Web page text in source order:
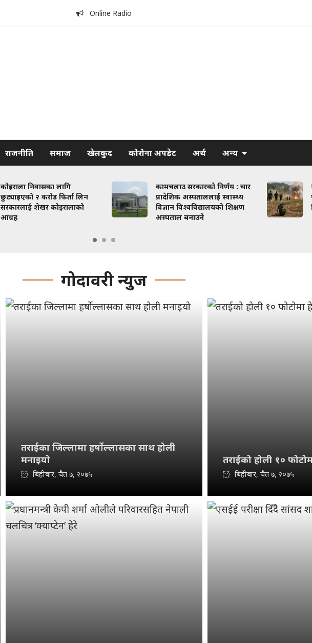
Online Radio
राजनीति समाज खेलकुद कोरोना अपडेट अर्थ अन्य
कोइराला निवासका लागि
छुट्याइएको २ करोड फिर्ता लिन
सरकारलाई शेखर कोइरालाको
आग्रह
कामचलाउ सरकारको निर्णय : चार
प्रादेशिक अस्पताललाई स्वास्थ्य
विज्ञान विश्वविद्यालयको शिक्षण
अस्पताल बनाउने
गोदावरी न्युज
तराईका जिल्लामा हर्षोल्लासका साथ होली
मनाइयो
बिहीबार, चैत ७, २०७५
तराईको होली १०
बिहीबार, चैत ७, २०७५